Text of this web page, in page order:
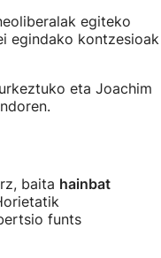
egiteko
egindako kontzesioak
eta Joachim
baita hainbat
funts